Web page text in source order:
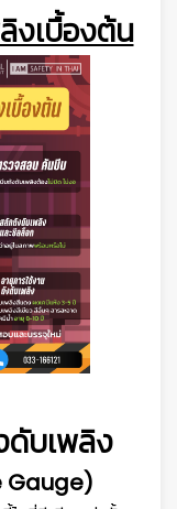
งเบื้องต้น
ดับเพลิง
Gauge)